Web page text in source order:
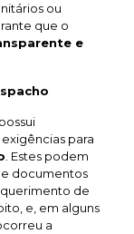
ou
que o
e
para
. Estes podem
documentos
de
e, em alguns
a